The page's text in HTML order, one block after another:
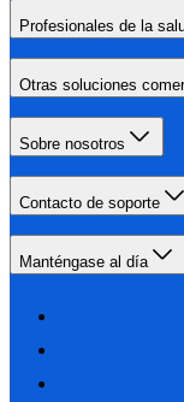
Profesionales de la
Otras soluciones
Sobre nosotros
Contacto de soporte
Manténgase al día